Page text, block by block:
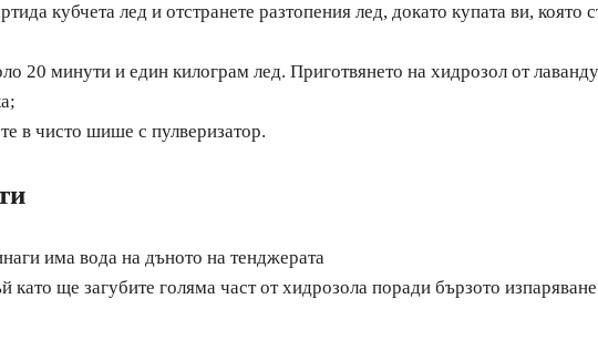
кубчета лед и отстранете разтопения лед, докато купата ви, която
20 минути и един килограм лед. Приготвянето на хидрозол от
в чисто шише с пулверизатор.
има вода на дъното на тенджерата
ще загубите голяма част от хидрозола поради бързото